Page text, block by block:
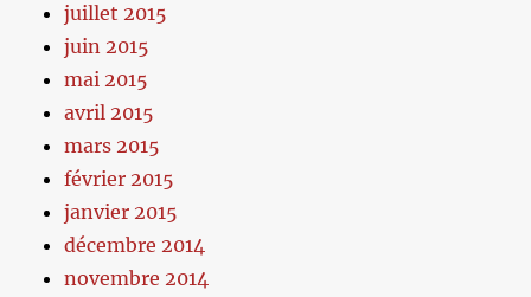
juillet 2015
juin 2015
mai 2015
avril 2015
mars 2015
février 2015
janvier 2015
décembre 2014
novembre 2014